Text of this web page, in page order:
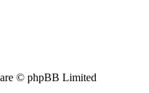
© phpBB Limited